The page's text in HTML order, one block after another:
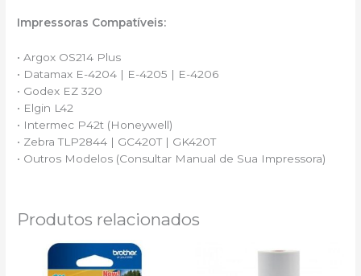
Impressoras Compatíveis:
• Argox OS214 Plus
• Datamax E-4204 | E-4205 | E-4206
• Godex EZ 320
• Elgin L42
• Intermec P42t (Honeywell)
• Zebra TLP2844 | GC420T | GK420T
• Outros Modelos (Consultar Manual de Sua Impressora)
Produtos relacionados